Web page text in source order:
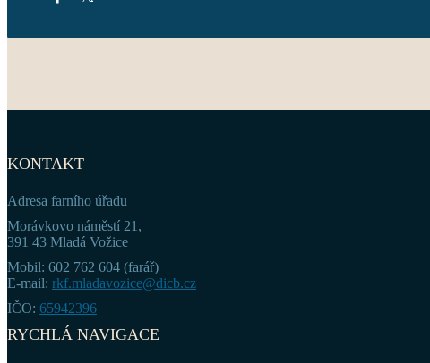
KONTAKT
Adresa farního úřadu
Morávkovo náměstí 21,
391 43 Mladá Vožice
Mobil: 602 762 604 (farář)
E-mail: rkf.mladavozice@dicb.cz
IČO: 65942396
RYCHLÁ NAVIGACE